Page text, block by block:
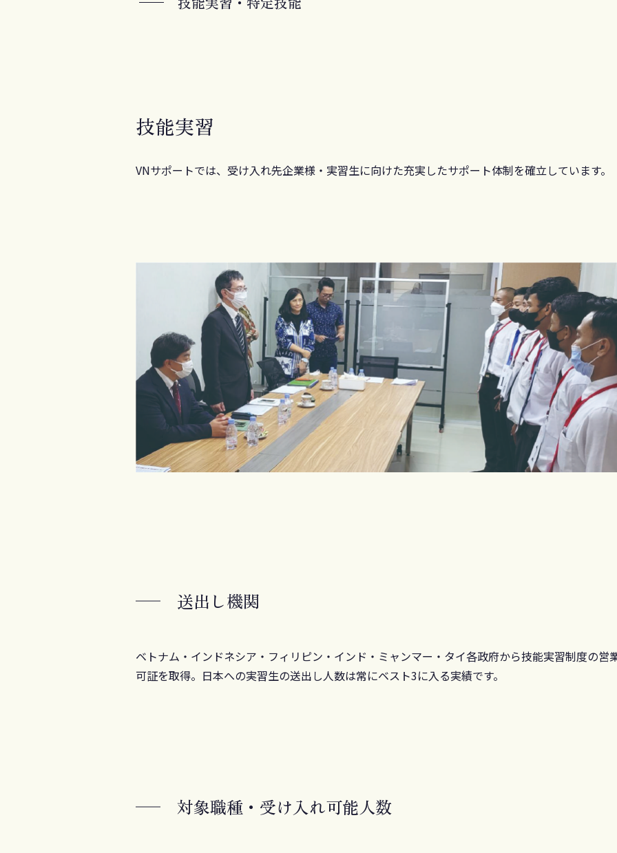
技能実習
VNサポートでは、受け入れ先企業様・実習生に向けた充実したサポート体制を確立しています。
送出し機関
ベトナム・インドネシア・フィリピン・インド・ミャンマー・タイ各政府から技能実習制度の営
可証を取得。日本への実習生の送出し人数は常にベスト3に入る実績です。
対象職種・ 受け入れ可能人数